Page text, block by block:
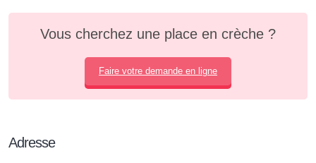
Vous cherchez une place en crèche ?
Faire votre demande en ligne
Adresse